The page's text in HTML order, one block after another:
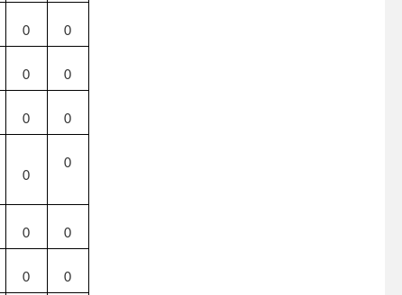
0 0
0 0
0 0
0
0
0 0
0 0